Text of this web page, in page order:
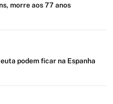
morre aos 77 anos
podem ficar na Espanha